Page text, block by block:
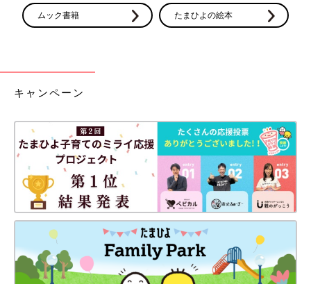
しっかりと骨もでき、赤ちゃんはすくすく成長。この日から安定
期になり、少しホっとしたのを覚えています。夫も「安定期に入
るまで、ヒヤヒヤな感じがする」とよく話していたので、夫婦と
ムック書籍 たまひよの絵本
キャンペーン